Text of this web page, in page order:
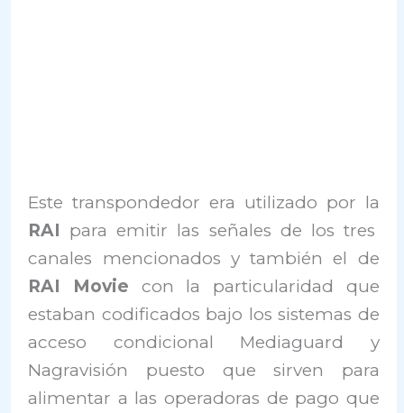
Este transpondedor era utilizado por la
RAI para emitir las señales de los tres
canales mencionados y también el de
RAI Movie con la particularidad que
estaban codificados bajo los sistemas de
acceso condicional Mediaguard y
Nagravisión puesto que sirven para
alimentar a las operadoras de pago que